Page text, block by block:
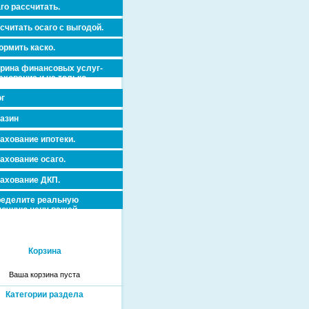
рассчитать.
осаго с выгодой.
каско.
финансовых услуг-
и не только.
ипотеки.
осаго.
ДКП.
реальную
цену вашей
Корзина
Ваша корзина пуста
Категории раздела